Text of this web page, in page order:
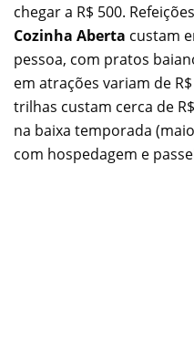
chegar a R$ 500.
Cozinha Aberta custam
pessoa, com pratos
em atrações variam de
trilhas custam cerca de
na baixa temporada
com hospedagem e